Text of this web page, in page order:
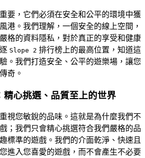
要，它們必須在安全和公平的環境中獲
港。我們理解，一個安全的線上空間，
格的資料隱私，對於真正的享受和健康
Slope 2 排行榜上的最高位置，知道這
。我們打造安全、公平的遊樂場，讓您
奇。
精心挑選、品質至上的世界
視您敏銳的品味。這就是為什麼我們不
；我們只會精心挑選符合我們嚴格的品
標準的遊戲。我們的介面乾淨、快速且
進入您喜愛的遊戲，而不會產生不必要